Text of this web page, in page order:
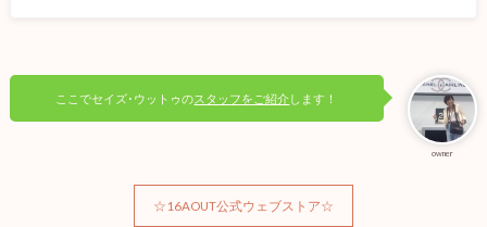
owner
ここでセイズ･ウットゥのスタッフをご紹介します！
☆16AOUT公式ウェブストア☆